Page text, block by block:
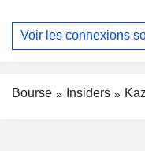
Voir les connexions
Bourse Insiders